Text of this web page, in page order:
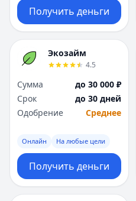
Получить деньги
Экозайм
4.5
Сумма
до 30 000 ₽
Срок
до 30 дней
Одобрение
Среднее
Онлайн На любые цели
Получить деньги